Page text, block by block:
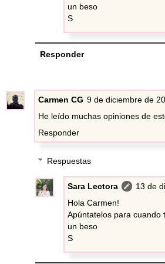
un beso
S
Responder
Carmen CG 9 de diciembre de
He leído muchas opiniones de
Responder
Respuestas
Sara Lectora
13 de
Hola Carmen!
Apúntatelos para cuando
un beso
S